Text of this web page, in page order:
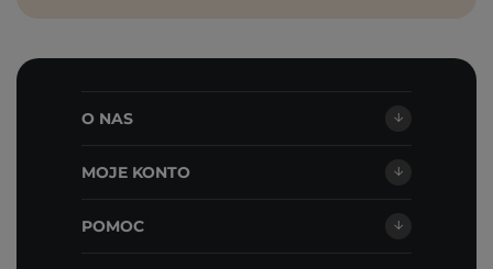
O NAS
MOJE KONTO
POMOC